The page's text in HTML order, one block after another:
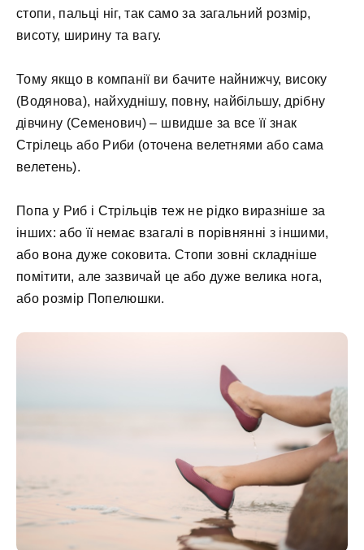
стопи, пальці ніг, так само за загальний розмір,
висоту, ширину та вагу.
Тому якщо в компанії ви бачите найнижчу, високу
(Водянова), найхуднішу, повну, найбільшу, дрібну
дівчину (Семенович) – швидше за все її знак
Стрілець або Риби (оточена велетнями або сама
велетень).
Попа у Риб і Стрільців теж не рідко виразніше за
інших: або її немає взагалі в порівнянні з іншими,
або вона дуже соковита. Стопи зовні складніше
помітити, але зазвичай це або дуже велика нога,
або розмір Попелюшки.